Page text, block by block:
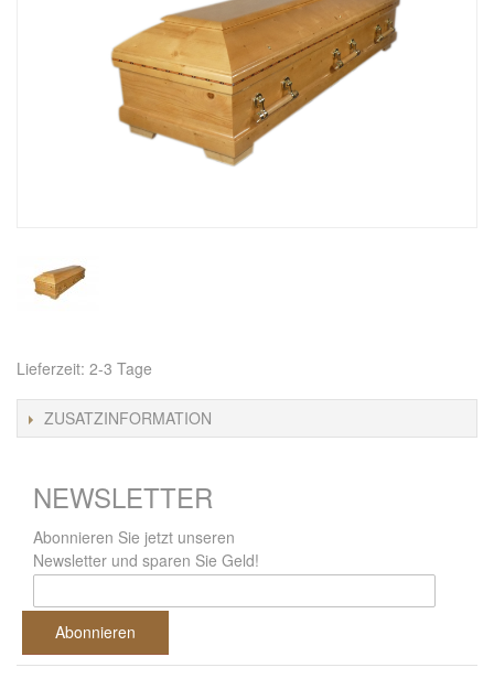
Lieferzeit: 2-3 Tage
ZUSATZINFORMATION
NEWSLETTER
Abonnieren Sie jetzt unseren
Newsletter und sparen Sie Geld!
Abonnieren